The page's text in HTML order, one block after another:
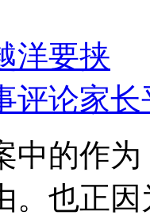
洋要挟
论家长
中的作
。也正